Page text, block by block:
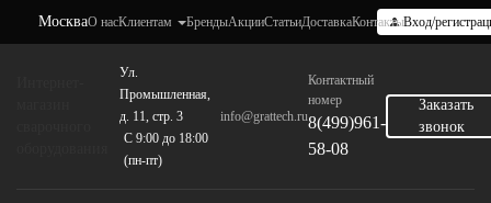
МоскваО насКлиентам БрендыАкцииСтатьиДоставкаКонтактыВход/
Ул.
Промышленная,
д. 11, стр. 3
C 9:00 до 18:00
(пн-пт)
info@grattech.ru
Контактный
номер
8(499)961-
58-08
Заказать
звонок